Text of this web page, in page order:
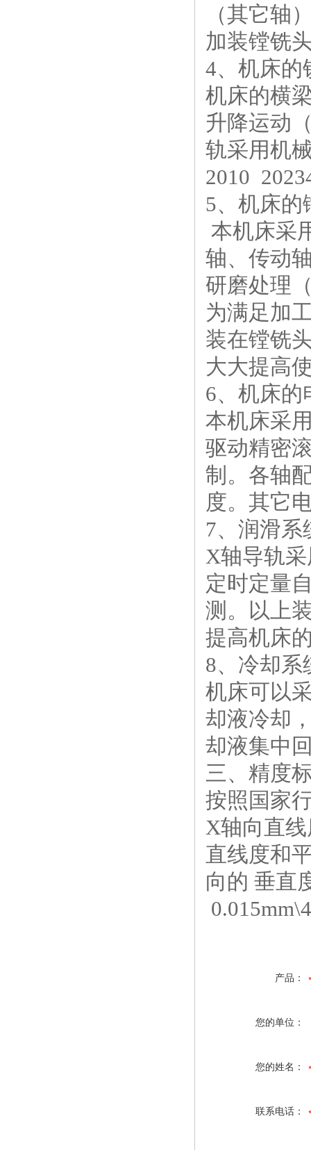
（其它轴
加装镗铣
4、机床的
机床的横
升降运动
轨采用机
2010
5、机床的
本机床采
轴、传动
研磨处理
为满足加
装在镗铣
大大提高
6、机床的
本机床采
驱动精密
制。各轴
度。其它
7、润滑系
X轴导轨
定时定量
测。以上
提高机床
8、冷却系
机床可以
却液冷却
却液集中
三、精度
按照国家
X轴向直
直线度和
向的 垂直
产品：
您的单位：
您的姓名：
联系电话：